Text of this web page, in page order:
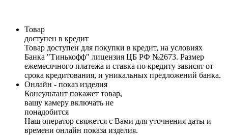
Товар
доступен в кредит
Товар доступен для покупки в кредит, на условиях
Банка "Тинькофф" лицензия ЦБ РФ №2673. Размер
ежемесячного платежа и ставка по кредиту зависят от
срока кредитования, и уникальных предложений банка.
Онлайн - показ изделия
Консультант покажет товар,
вашу камеру включать не
понадобится
Наш оператор свяжется с Вами для уточнения даты и
времени онлайн показа изделия.